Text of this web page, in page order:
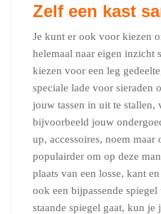
Zelf een kast
Je kunt er ook voor kiezen
helemaal naar eigen inzicht
kiezen voor een leg
speciale lade voor sieraden
jouw tassen in uit te stallen,
bijvoorbeeld jouw
up, accessoires, noem maar
populairder om op deze
plaats van een losse, kant
ook een bijpassende
staande spiegel gaat, kun